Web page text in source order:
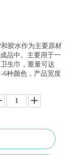
胶水作为主要原材
品中。主要用于一
生巾，重量可达
6种颜色，产品宽度